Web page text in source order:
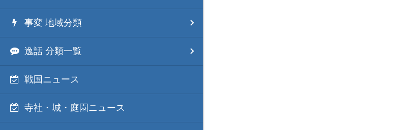
事変 地域分類
逸話 分類一覧
戦国ニュース
寺社・城・庭園ニュース